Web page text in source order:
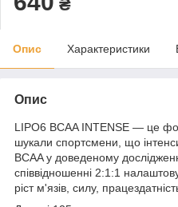
₴
Опис Характеристики
Опис
LIPO6 BCAA INTENSE — це
шукали спортсмени, що
BCAA у доведеному
співвідношенні 2:1:1
ріст м'язів, силу,